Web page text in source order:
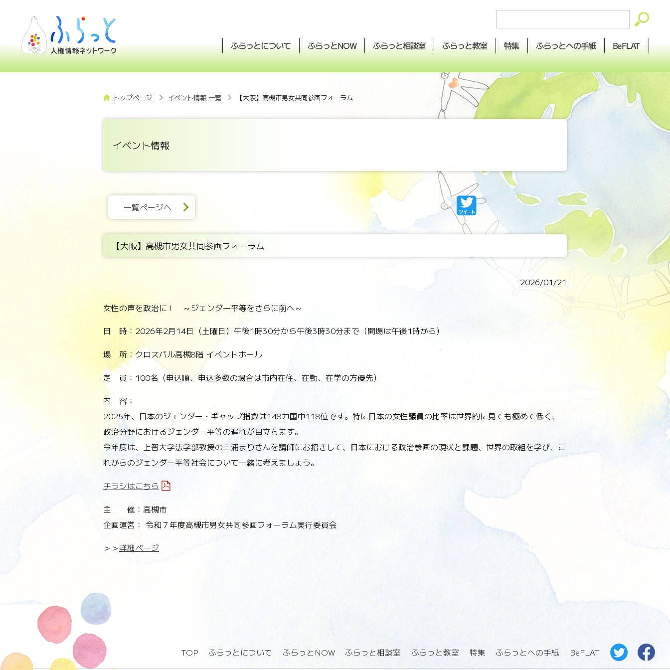
ふらっとについて ふらっとNOW ふらっと相談室 ふらっと教室 特集 ふらっとへの手紙 BeFLAT
トップページ イベント情報 一覧 【大阪】高槻市男女共同参画フォーラム
イベント情報
一覧ページへ
【大阪】高槻市男女共同参画フォーラム
2026/01/21
女性の声を政治に！ ～ジェンダー平等をさらに前へ～
日 時：2026年2月14日（土曜日）午後1時30分から午後3時30分まで（開場は午後1時から）
場 所：クロスパル高槻8階 イベントホール
定 員：100名（申込順、申込多数の場合は市内在住、在勤、在学の方優先）
内 容：
2025年、日本のジェンダー・ギャップ指数は148カ国中118位です。特に日本の女性議員の比率は世界的に見ても極めて低く、
政治分野におけるジェンダー平等の遅れが目立ちます。
今年度は、上智大学法学部教授の三浦まりさんを講師にお招きして、日本における政治参画の現状と課題、世界の取組を学び、こ
れからのジェンダー平等社会について一緒に考えましょう。
チラシはこちら
主 催：高槻市
企画運営： 令和７年度高槻市男女共同参画フォーラム実行委員会
＞＞詳細ページ
TOP ふらっとについて ふらっとNOW ふらっと相談室 ふらっと教室 特集 ふらっとへの手紙 BeFLAT